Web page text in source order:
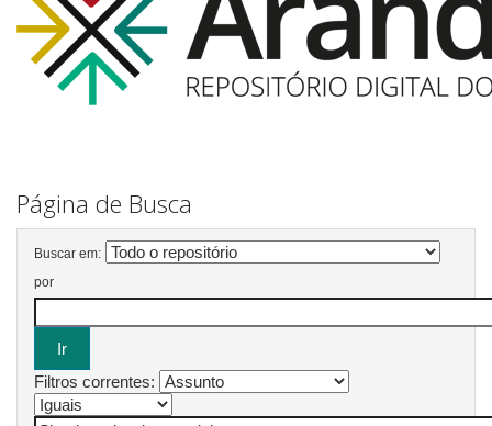
Página de Busca
Buscar em:
por
Filtros correntes: